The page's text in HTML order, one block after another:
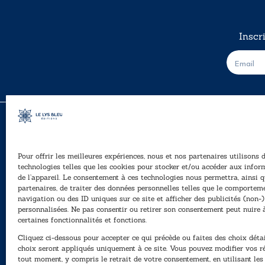
Pour offrir les meilleures expériences, nous et nos partenaires utilisons
technologies telles que les cookies pour stocker et/ou accéder aux
de l’appareil. Le consentement à ces technologies nous permettra, ainsi
partenaires, de traiter des données personnelles telles que le
navigation ou des ID uniques sur ce site et afficher des publicités (non-)
personnalisées. Ne pas consentir ou retirer son consentement peut nuire
certaines fonctionnalités et fonctions.
Cliquez ci-dessous pour accepter ce qui précède ou faites des choix
choix seront appliqués uniquement à ce site. Vous pouvez modifier vos
tout moment, y compris le retrait de votre consentement, en utilisant les
E
-
m
40, rue du Louvre 75001 Paris
01 76 50 38 88
Horaires du standard
De mardi à vendredi :
9h - 12h et 13h30 - 16h30
Lundi, samedi et dimanche : fermé